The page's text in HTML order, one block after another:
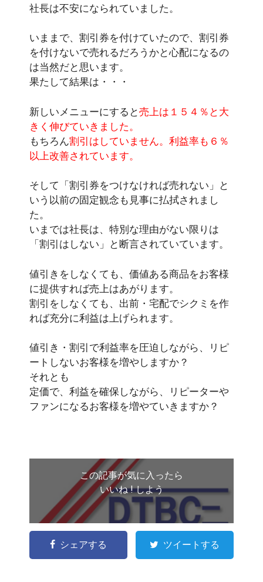
社長は不安になられていました。
いままで、割引券を付けていたので、割引券
を付けないで売れるだろうかと心配になるの
は当然だと思います。
果たして結果は・・・
新しいメニューにすると売上は１５４％と大
きく伸びていきました。
もちろん割引はしていません。利益率も６％
以上改善されています。
そして「割引券をつけなければ売れない」と
いう以前の固定観念も見事に払拭されまし
た。
いまでは社長は、特別な理由がない限りは
「割引はしない」と断言されていています。
値引きをしなくても、価値ある商品をお客様
に提供すれば売上はあがります。
割引をしなくても、出前・宅配でシクミを作
れば充分に利益は上げられます。
値引き・割引で利益率を圧迫しながら、リピ
ートしないお客様を増やしますか？
それとも
定価で、利益を確保しながら、リピーターや
ファンになるお客様を増やていきますか？
この記事が気に入ったら
いいね ! しよう
シェアする ツイートする